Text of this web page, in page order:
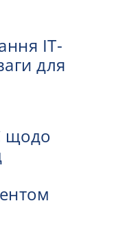
ІТ-
для
щодо